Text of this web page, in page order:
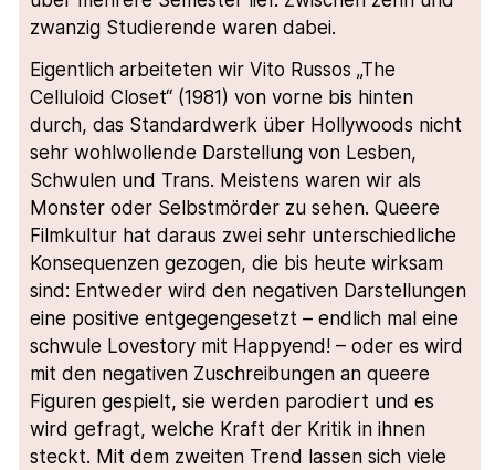
zwanzig Studierende waren dabei.
Eigentlich arbeiteten wir Vito Russos „The
Celluloid Closet“ (1981) von vorne bis hinten
durch, das Standardwerk über Hollywoods nicht
sehr wohlwollende Darstellung von Lesben,
Schwulen und Trans. Meistens waren wir als
Monster oder Selbstmörder zu sehen. Queere
Filmkultur hat daraus zwei sehr unterschiedliche
Konsequenzen gezogen, die bis heute wirksam
sind: Entweder wird den negativen Darstellungen
eine positive entgegengesetzt – endlich mal eine
schwule Lovestory mit Happyend! – oder es wird
mit den negativen Zuschreibungen an queere
Figuren gespielt, sie werden parodiert und es
wird gefragt, welche Kraft der Kritik in ihnen
steckt. Mit dem zweiten Trend lassen sich viele